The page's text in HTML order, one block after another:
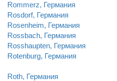
Rommerz, Германия
Rosdorf, Германия
Rosenheim, Германия
Rossbach, Германия
Rosshaupten, Германия
Rotenburg, Германия
Roth, Германия